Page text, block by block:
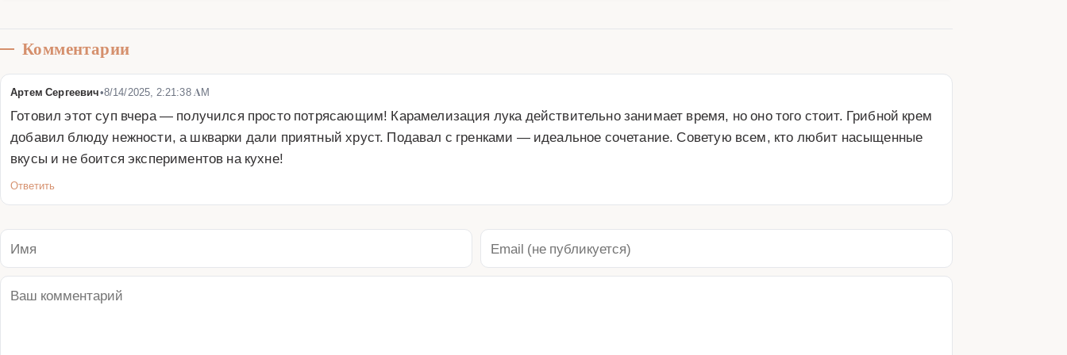
Комментарии
Артем Сергеевич•8/14/2025, 2:21:38 AM
Готовил этот суп вчера — получился просто потрясающим! Карамелизация лука действительно занимает время, но оно того стоит. Грибной крем
добавил блюду нежности, а шкварки дали приятный хруст. Подавал с гренками — идеальное сочетание. Советую всем, кто любит насыщенные
вкусы и не боится экспериментов на кухне!
Ответить